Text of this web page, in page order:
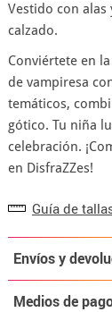
Vestido con alas
calzado.
Conviértete en
de vampiresa
temáticos,
gótico. Tu niña
celebración.
en DisfraZZes!
Guía de
Envíos y
Medios de